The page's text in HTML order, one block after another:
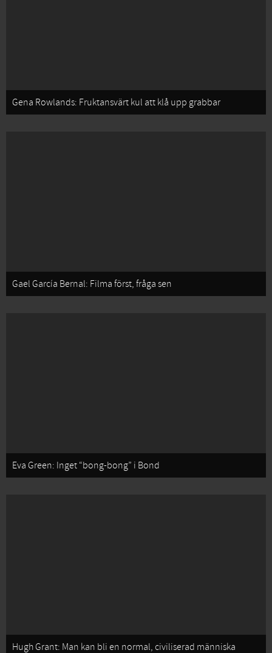
Gena Rowlands: Fruktansvärt kul att klå upp grabbar
Gael García Bernal: Filma först, fråga sen
Eva Green: Inget “bong-bong” i Bond
Hugh Grant: Man kan bli en normal, civiliserad människa